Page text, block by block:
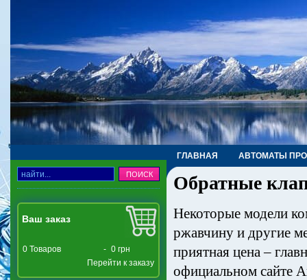
ГЛАВНАЯ АВТОМАТЫ
ТРУБЫ, ФИТИНГИ, КРАНЫ
Ваш заказ
0 Товаров - 0 грн
Перейти к заказу
Обратные
Некоторые модели
ржавчину и другие
приятная цена –
официальном сайте